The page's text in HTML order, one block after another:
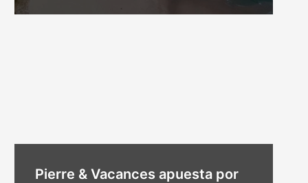
Pierre & Vacances apuesta por